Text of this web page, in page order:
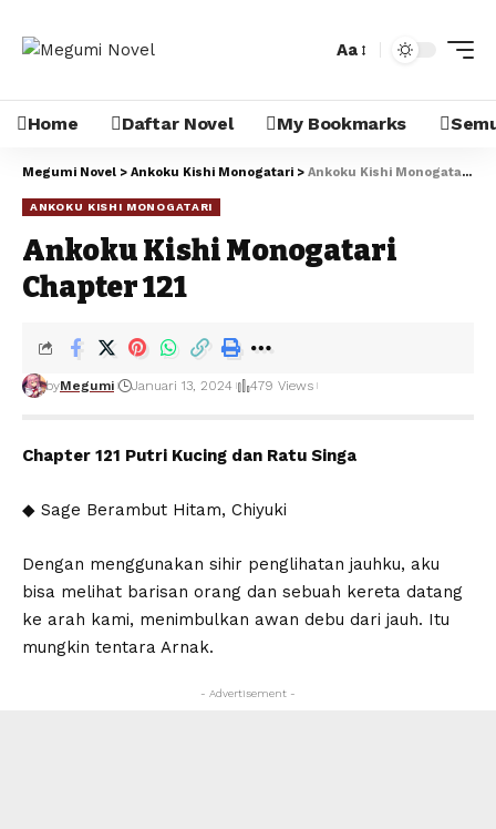
Aa
Home Daftar Novel My Bookmarks
Megumi Novel > Ankoku Kishi Monogatari > Ankoku Kishi Monogatari Chapter 121
ANKOKU KISHI MONOGATARI
Ankoku Kishi Monogatari
Chapter 121
byMegumi Januari 13, 2024 479 Views
Chapter 121 Putri Kucing dan Ratu Singa
◆ Sage Berambut Hitam, Chiyuki
Dengan menggunakan sihir penglihatan jauhku, aku
bisa melihat barisan orang dan sebuah kereta datang
ke arah kami, menimbulkan awan debu dari jauh. Itu
mungkin tentara Arnak.
- Advertisement -